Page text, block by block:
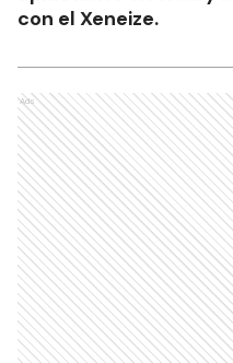
con el Xeneize.
Ads